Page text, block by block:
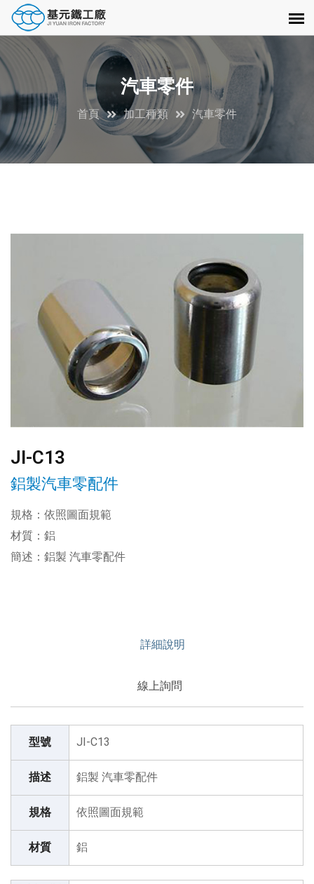
汽車零件
首頁 加工種類 汽車零件
JI-C13
鋁製汽車零配件
規格：依照圖面規範
材質：鋁
簡述：鋁製 汽車零配件
詳細說明
線上詢問
型號 JI-C13
描述 鋁製 汽車零配件
規格 依照圖面規範
材質 鋁